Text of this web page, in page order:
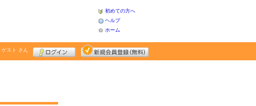
初めての方へ
ヘルプ
ホーム
ゲスト さん